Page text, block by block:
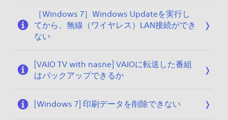
［Windows 7］Windows Updateを実行し
てから、無線（ワイヤレス）LAN接続ができ
ない
[VAIO TV with nasne] VAIOに転送した番組
はバックアップできるか
[Windows 7] 印刷データを削除できない